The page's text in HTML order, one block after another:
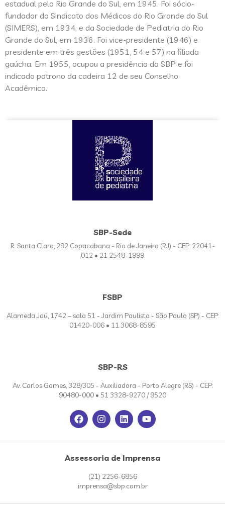
estadual pelo Rio Grande do Sul, em 1945. Foi sócio-
fundador do Sindicato dos Médicos do Rio Grande do Sul
(SIMERS), em 1934, e da Sociedade de Pediatria do Rio
Grande do Sul, em 1936. Foi vice-presidente (1946) e
presidente em três gestões (1951, 54 e 57) na filiada
gaúcha. Em 1955, ocupou a presidência da SBP e foi
indicado patrono da cadeira 12 de seu Conselho
Acadêmico.
SBP-Sede
R. Santa Clara, 292 Copacabana - Rio de Janeiro (RJ) - CEP: 22041-
012 • 21 2548-1999
FSBP
Alameda Jaú, 1742 – sala 51 - Jardim Paulista - São Paulo (SP) - CEP:
01420-006 • 11 3068-8595
SBP-RS
Av. Carlos Gomes, 328/305 - Auxiliadora - Porto Alegre (RS) - CEP:
90480-000 • 51 3328-9270 / 9520
Assessoria de Imprensa
(21) 2256-6856
imprensa@sbp.com.br